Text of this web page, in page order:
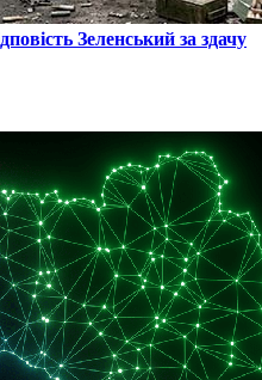
Зеленський за здачу